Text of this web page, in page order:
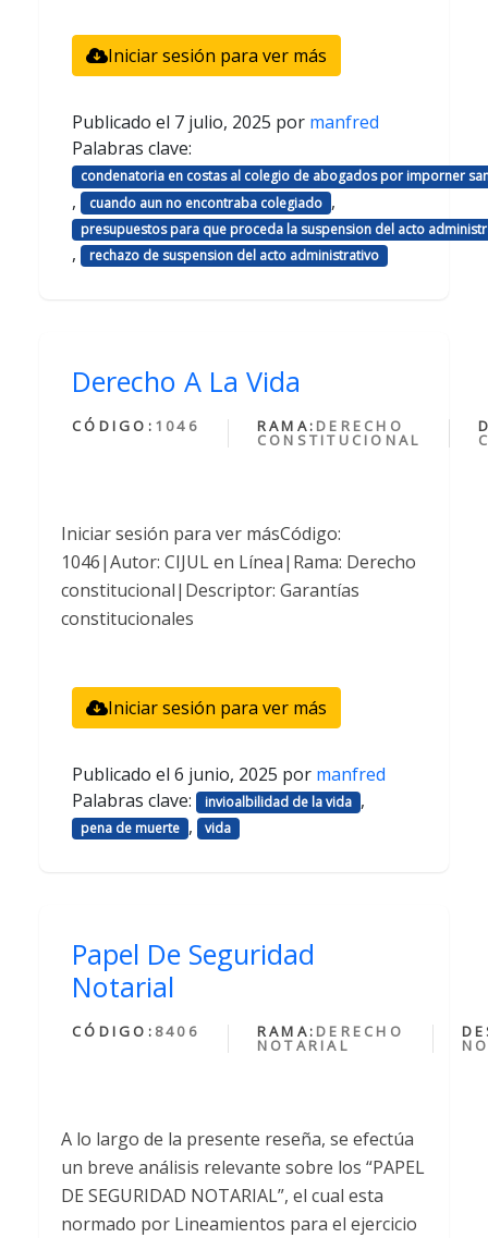
Iniciar sesión para ver más
Publicado el 7 julio, 2025 por manfred
Palabras clave:
condenatoria en costas al colegio de abogados por imporner
, cuando aun no encontraba colegiado ,
presupuestos para que proceda la suspension del acto
, rechazo de suspension del acto administrativo
Derecho A La Vida
CÓDIGO: 1046 RAMA: DERECHO
CONSTITUCIONAL
Iniciar sesión para ver másCódigo:
1046|Autor: CIJUL en Línea|Rama: Derecho
constitucional|Descriptor: Garantías
constitucionales
Iniciar sesión para ver más
Publicado el 6 junio, 2025 por manfred
Palabras clave:
invioalbilidad de la vida ,
pena de muerte , vida
Papel De Seguridad
Notarial
CÓDIGO: 8406 RAMA: DERECHO
NOTARIAL
A lo largo de la presente reseña, se efectúa
un breve análisis relevante sobre los “PAPEL
DE SEGURIDAD NOTARIAL”, el cual esta
normado por Lineamientos para el ejercicio